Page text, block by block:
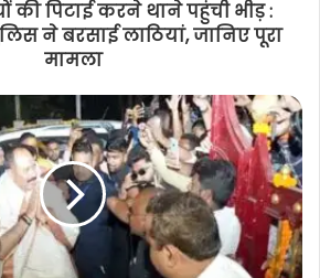
की पिटाई करने थाने पहुंची भीड़ :
ने बरसाई लाठियां, जानिए पूरा
मामला